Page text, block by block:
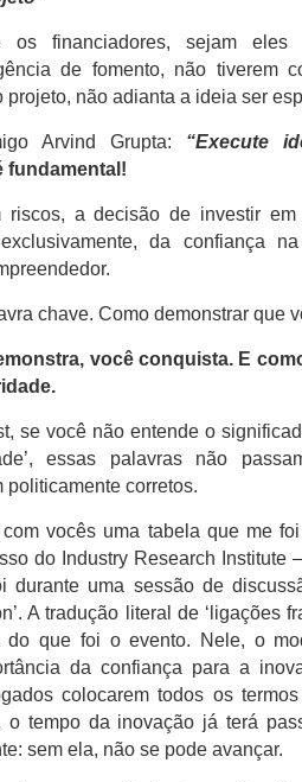
financiadores, sejam eles
de fomento, não tiverem
não adianta a ideia ser
Arvind Grupta: “Execute
fundamental!
riscos, a decisão de investir em
da confiança
chave. Como demonstrar que
você conquista. E
se você não entende o
essas palavras não
politicamente corretos.
vocês uma tabela que me
do Industry Research Institute
durante uma sessão de
A tradução literal de ‘ligações
que foi o evento. Nele, o
da confiança para a
colocarem todos os
o tempo da inovação já terá
sem ela, não se pode avançar.